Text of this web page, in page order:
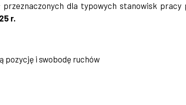
przeznaczonych dla typowych stanowisk
r.
pozycję i swobodę ruchów